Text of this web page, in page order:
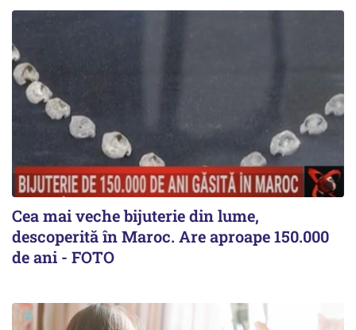
Cea mai veche bijuterie din lume,
descoperită în Maroc. Are aproape 150.000
de ani - FOTO